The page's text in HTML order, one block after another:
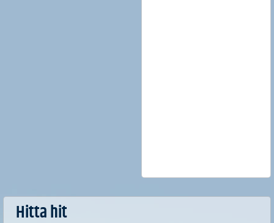
Hitta hit